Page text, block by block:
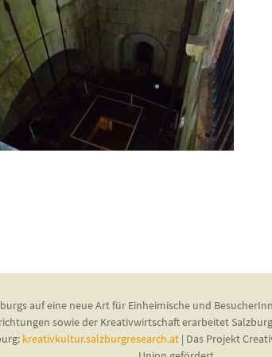
auf eine neue Art für Einheimische und
sowie der Kreativwirtschaft erarbeitet
kreativkultur.salzburgresearch.at| Das Projekt